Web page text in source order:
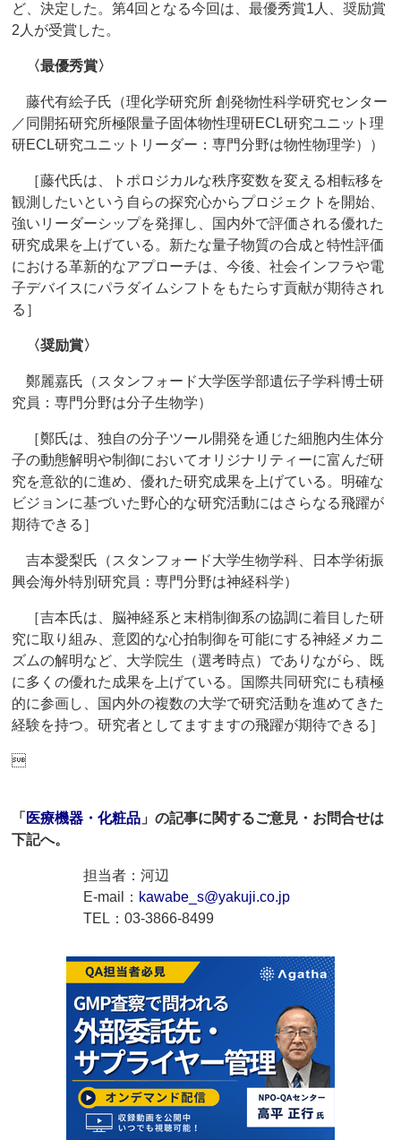
ど、決定した。第4回となる今回は、最優秀賞1人、奨励賞
2人が受賞した。
〈最優秀賞〉
藤代有絵子氏（理化学研究所 創発物性科学研究センター
／同開拓研究所極限量子固体物性理研ECL研究ユニット理
研ECL研究ユニットリーダー：専門分野は物性物理学））
［藤代氏は、トポロジカルな秩序変数を変える相転移を
観測したいという自らの探究心からプロジェクトを開始、
強いリーダーシップを発揮し、国内外で評価される優れた
研究成果を上げている。新たな量子物質の合成と特性評価
における革新的なアプローチは、今後、社会インフラや電
子デバイスにパラダイムシフトをもたらす貢献が期待され
る］
〈奨励賞〉
鄭麗嘉氏（スタンフォード大学医学部遺伝子学科博士研
究員：専門分野は分子生物学）
［鄭氏は、独自の分子ツール開発を通じた細胞内生体分
子の動態解明や制御においてオリジナリティーに富んだ研
究を意欲的に進め、優れた研究成果を上げている。明確な
ビジョンに基づいた野心的な研究活動にはさらなる飛躍が
期待できる］
吉本愛梨氏（スタンフォード大学生物学科、日本学術振
興会海外特別研究員：専門分野は神経科学）
［吉本氏は、脳神経系と末梢制御系の協調に着目した研
究に取り組み、意図的な心拍制御を可能にする神経メカニ
ズムの解明など、大学院生（選考時点）でありながら、既
に多くの優れた成果を上げている。国際共同研究にも積極
的に参画し、国内外の複数の大学で研究活動を進めてきた
経験を持つ。研究者としてますますの飛躍が期待できる］

「 医療機器・化粧品 」の記事に関するご意見・お問合せは
下記へ。
担当者：河辺
E-mail： kawabe_s@yakuji.co.jp
TEL：03-3866-8499